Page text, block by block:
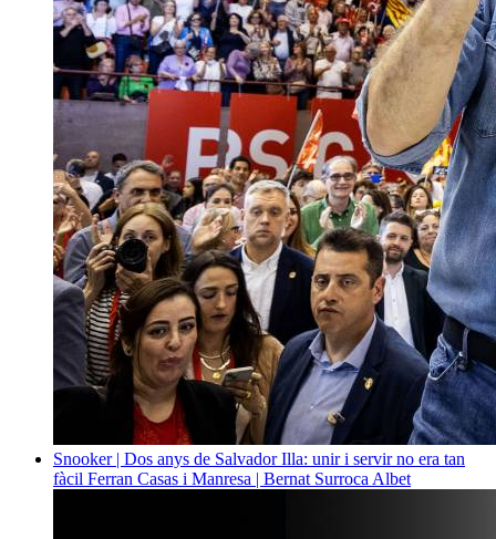
Snooker | Dos anys de Salvador Illa: unir i servir no era tan
fàcil Ferran Casas i Manresa | Bernat Surroca Albet